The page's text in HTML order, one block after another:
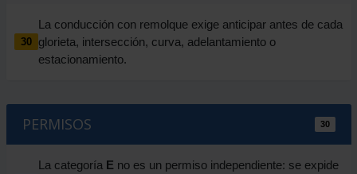
30
La conducción con remolque exige anticipar antes de cada
glorieta, intersección, curva, adelantamiento o
estacionamiento.
PERMISOS 30
La categoría E no es un permiso independiente: se expide